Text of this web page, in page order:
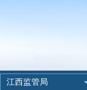
江西监管局